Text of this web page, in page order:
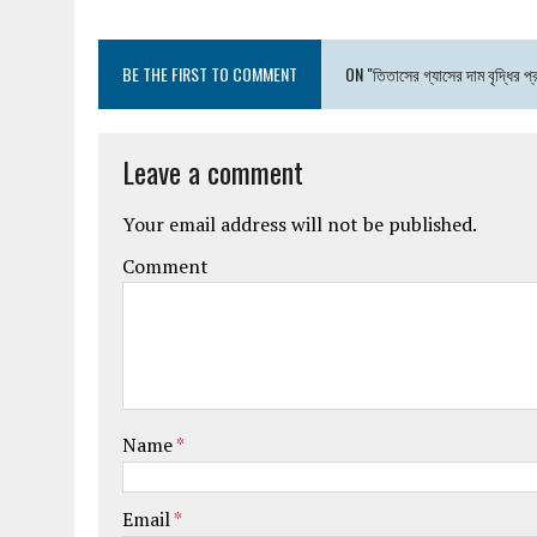
BE THE FIRST TO COMMENT ON "তিতাসের গ্যাসের দাম বৃদ্ধির
Leave a comment
Your email address will not be published.
Comment
Name*
Email*